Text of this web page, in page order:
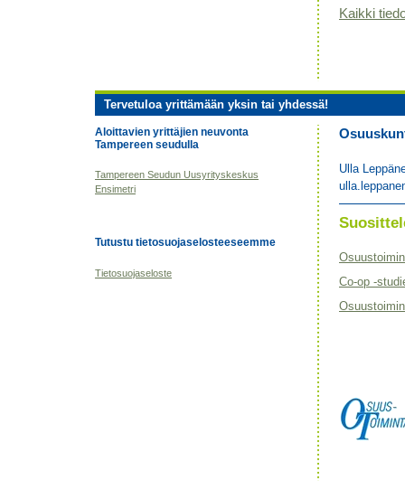
Kaikki
Tervetuloa yrittämään yksin tai yhdessä!
Aloittavien yrittäjien neuvonta
Tampereen seudulla
Tampereen Seudun Uusyrityskeskus
Ensimetri
Tutustu tietosuojaselosteeseemme
Tietosuojaseloste
Ulla
Co-op -